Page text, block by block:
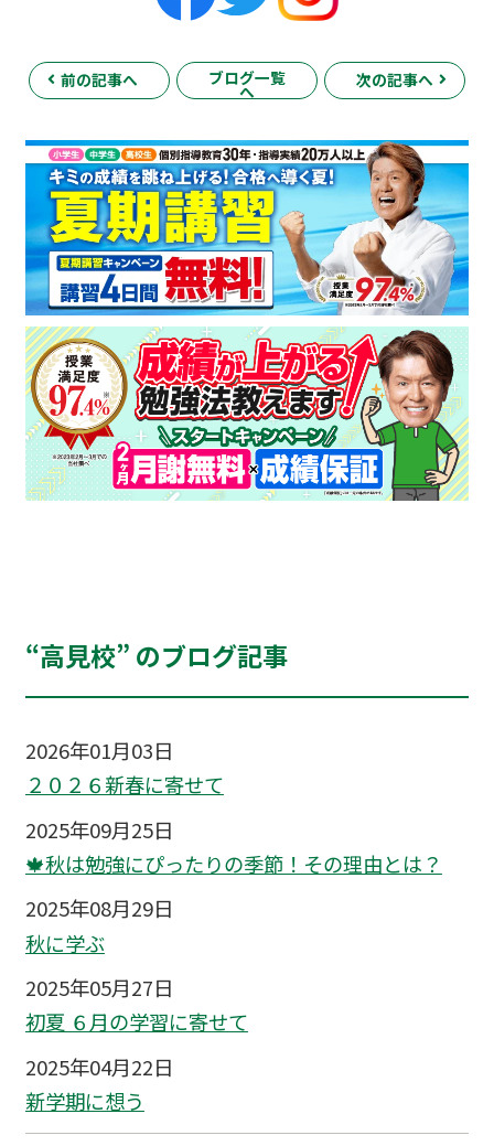
前の記事へ ブログ一覧
へ
次の記事へ
“高見校” のブログ記事
2026年01月03日
２０２６新春に寄せて
2025年09月25日
🍁秋は勉強にぴったりの季節！その理由とは？
2025年08月29日
秋に学ぶ
2025年05月27日
初夏 ６月の学習に寄せて
2025年04月22日
新学期に想う